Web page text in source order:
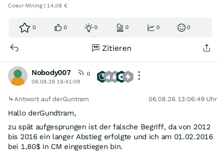
Coeur Mining | 14,08 €
0 0 0 0 0 0
Zitieren
Nobody007
0
06.08.26 16:41:09
Antwort auf derGuntram 06.08.26 13:06:49 Uhr
Hallo derGundtram,
zu spät aufgesprungen ist der falsche Begriff, da von 2012
bis 2016 ein langer Abstieg erfolgte und ich am 01.02.2016
bei 1,80$ in CM eingestiegen bin.